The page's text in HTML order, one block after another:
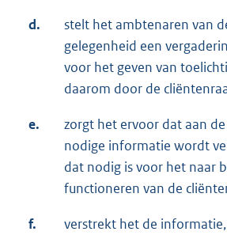
d.
stelt het ambtenaren van
gelegenheid een
voor het geven van
daarom door de
e.
zorgt het ervoor dat aan
nodige informatie wordt
dat nodig is voor het naar
functioneren van de
f.
verstrekt het de